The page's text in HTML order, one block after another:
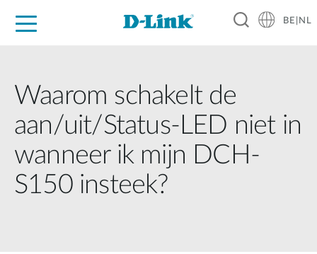
BE|NL
Waarom schakelt de
aan/uit/Status-LED niet in
wanneer ik mijn DCH-
S150 insteek?